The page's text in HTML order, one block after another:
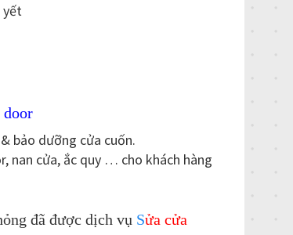
yết
door
bảo dưỡng cửa cuốn.
nan cửa, ắc quy … cho khách hàng
đã được dịch vụ Sửa cửa